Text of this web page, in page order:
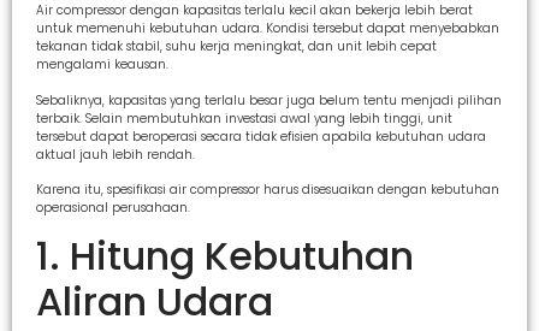
Air compressor dengan kapasitas terlalu kecil akan bekerja lebih berat
untuk memenuhi kebutuhan udara. Kondisi tersebut dapat menyebabkan
tekanan tidak stabil, suhu kerja meningkat, dan unit lebih cepat
mengalami keausan.
Sebaliknya, kapasitas yang terlalu besar juga belum tentu menjadi pilihan
terbaik. Selain membutuhkan investasi awal yang lebih tinggi, unit
tersebut dapat beroperasi secara tidak efisien apabila kebutuhan udara
aktual jauh lebih rendah.
Karena itu, spesifikasi air compressor harus disesuaikan dengan kebutuhan
operasional perusahaan.
1. Hitung Kebutuhan
Aliran Udara